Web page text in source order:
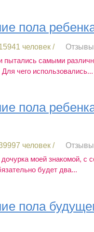
пола
человек /
самыми
чего использовались...
пола
человек /
моей знакомой, с
будет два...
пола